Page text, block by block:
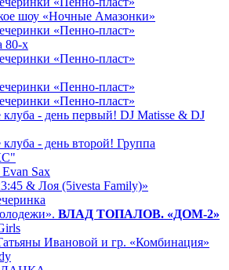
шоу «Ночные Амазонки»
«Пенно-пласт»
80-х
«Пенно-пласт»
«Пенно-пласт»
«Пенно-пласт»
- день первый! DJ Matisse & DJ
- день второй! Группа
Sax
& Лоя (5ivesta Family)»
ВЛАД ТОПАЛОВ. «ДОМ-2»
Ивановой и гр. «Комбинация»